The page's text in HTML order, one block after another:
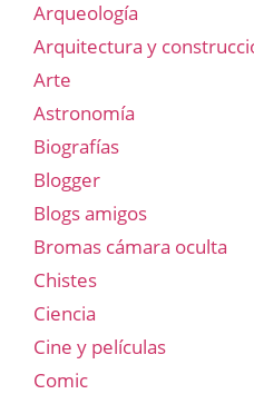
Arqueología
Arquitectura y
Arte
Astronomía
Biografías
Blogger
Blogs amigos
Bromas cámara oculta
Chistes
Ciencia
Cine y películas
Comic